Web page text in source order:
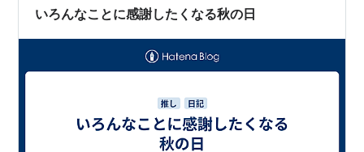
とっては不思議なのですよね～。 …
いろんなことに感謝したくなる秋の日